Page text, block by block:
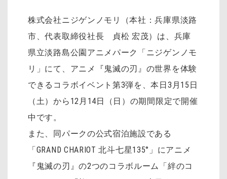
株式会社ニジゲンノモリ（本社：兵庫県淡路
市、代表取締役社長 貞松 宏茂）は、兵庫
県立淡路島公園アニメパーク「ニジゲンノモ
リ」にて、アニメ『鬼滅の刃』の世界を体験
できるコラボイベント第3弾を、本日3月15日
（土）から12月14日（日）の期間限定で開催
中です。
また、同パークの公式宿泊施設である
「GRAND CHARIOT 北斗七星135°」にアニメ
『鬼滅の刃』の2つのコラボルーム「絆のコ